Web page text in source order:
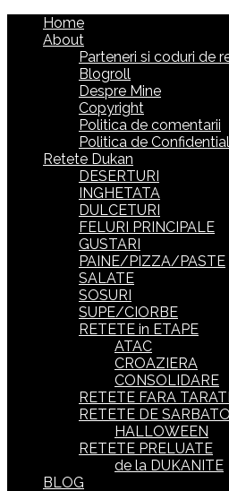
Home
About
Parteneri si coduri de
Blogroll
Despre Mine
Copyright
Politica de comentarii
Politica de
Retete Dukan
DESERTURI
INGHETATA
DULCETURI
FELURI PRINCIPALE
GUSTARI
PAINE/PIZZA/PASTE
SALATE
SOSURI
SUPE/CIORBE
RETETE in ETAPE
ATAC
CROAZIERA
CONSOLIDARE
RETETE FARA
RETETE DE
HALLOWEEN
RETETE PRELUATE
de la DUKANITE
BLOG